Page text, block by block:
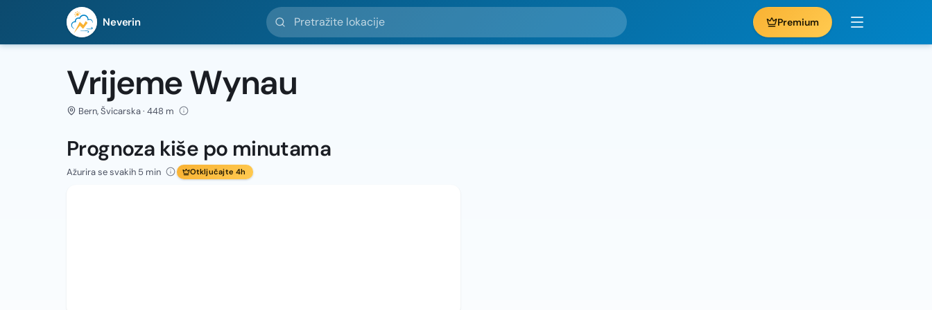
Neverin
Pretražite lokacije
Premium
Vrijeme Wynau
Bern, Švicarska · 448 m
Prognoza kiše po minutama
Ažurira se svakih 5 min Otključajte 4h